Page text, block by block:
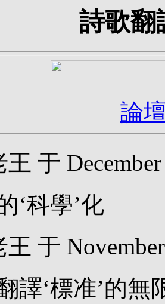
詩歌翻
論
于
‘科學’化
于
譯‘標准’的